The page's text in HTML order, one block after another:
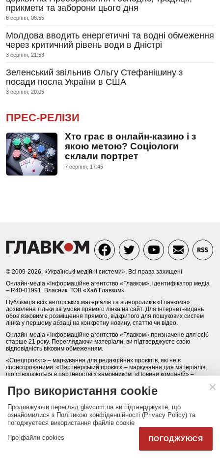
прикмети та заборони цього дня
6 серпня, 06:55
Молдова вводить енергетичні та водні обмеження
через критичний рівень води в Дністрі
3 серпня, 21:53
Зеленський звільнив Ольгу Стефанішину з
посади посла України в США
3 серпня, 20:05
ПРЕС-РЕЛІЗИ
Хто грає в онлайн-казино і з
якою метою? Соціологи
склали портрет
7 серпня, 17:45
© 2009-2026, «Українські медійні системи». Всі права захищені
Онлайн-медіа «Інформаційне агентство «Главком», ідентифікатор медіа
– R40-01991. Власник: ТОВ «Хаб Главком»
Публікація всіх авторських матеріалів та відеороликів «Главкома»
дозволена тільки за умови прямого лінка на сайт. Для інтернет-видань
обов’язковим є розміщення прямого, відкритого для пошукових систем
лінка у першому абзаці на конкретну новину, статтю чи відео.
Онлайн-медіа «Інформаційне агентство «Главком» призначене для осіб
старше 21 року. Переглядаючи матеріали, ви підтверджуєте свою
відповідність віковим обмеженням.
«Спецпроєкт» – маркування для редакційних проєктів, які не є
спонсорованими. «Партнерський проєкт» – маркування для матеріалів,
що створюються в партнерстві з замовником. «Новини компаній» –
підготовлених самими компаніями, за зміст яких редакція
відповідальності не несе. «Реклама», «пресрелізи», «promo», «pr»,
маркування матеріалів, які публікуються переважно на правах реклами.
Відповідальність за точність і зміст реклами несе рекламодавець.
Редакція «Главкома» може не поділяти думку авторів рубрики «Думки
Будь-яке копіювання, передрук та відтворення фотографічних творів та/
або аудіовізуальних творів правовласника Getty Images - суворо
Про використання cookie
Продовжуючи перегляд glavcom.ua ви підтверджуєте, що
ознайомилися з Політикою конфіденційності (Privacy Policy) та
погоджуєтеся використання файлів cookie
Про файли cookies
ПОГОДЖУЮСЯ